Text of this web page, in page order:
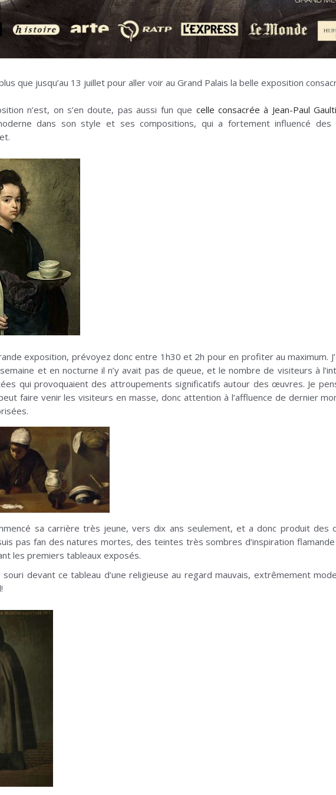
que jusqu’au 13 juillet pour aller voir au Grand Palais la belle exposition
n’est, on s’en doute, pas aussi fun que celle consacrée à Jean-Paul
dans son style et ses compositions, qui a fortement influencé des
exposition, prévoyez donc entre 1h30 et 2h pour en profiter au maximum.
et en nocturne il n’y avait pas de queue, et le nombre de visiteurs à
qui provoquaient des attroupements significatifs autour des œuvres. Je
faire venir les visiteurs en masse, donc attention à l’affluence de dernier
sa carrière très jeune, vers dix ans seulement, et a donc produit
pas fan des natures mortes, des teintes très sombres d’inspiration
les premiers tableaux exposés.
souri devant ce tableau d’une religieuse au regard mauvais, extrêmement